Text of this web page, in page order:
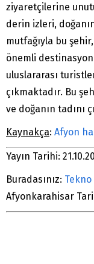
ziyaretçilerine
derin izleri,
mutfağıyla bu
önemli
uluslararası
çıkmaktadır. Bu
ve doğanın tadını
Kaynakça: Afyon
Yayın Tarihi:
Buradasınız:
Afyonkarahisar